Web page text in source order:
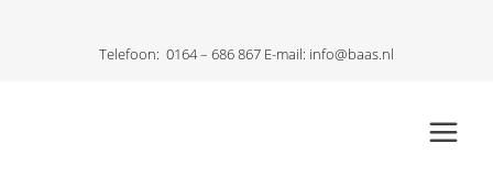
Telefoon: 0164 – 686 867 E-mail: info@baas.nl